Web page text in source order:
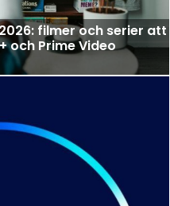
filmer och serier att
och Prime Video